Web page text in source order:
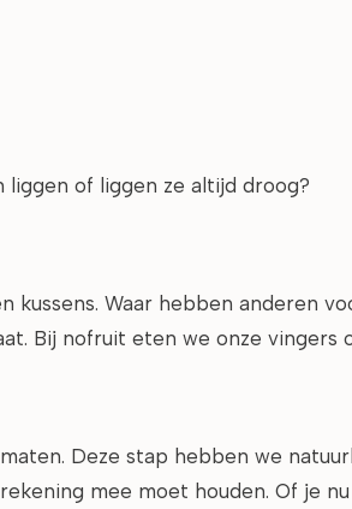
liggen of liggen ze altijd droog?
kussens. Waar hebben anderen
Bij nofruit eten we onze vingers
Deze stap hebben we
mee moet houden. Of je